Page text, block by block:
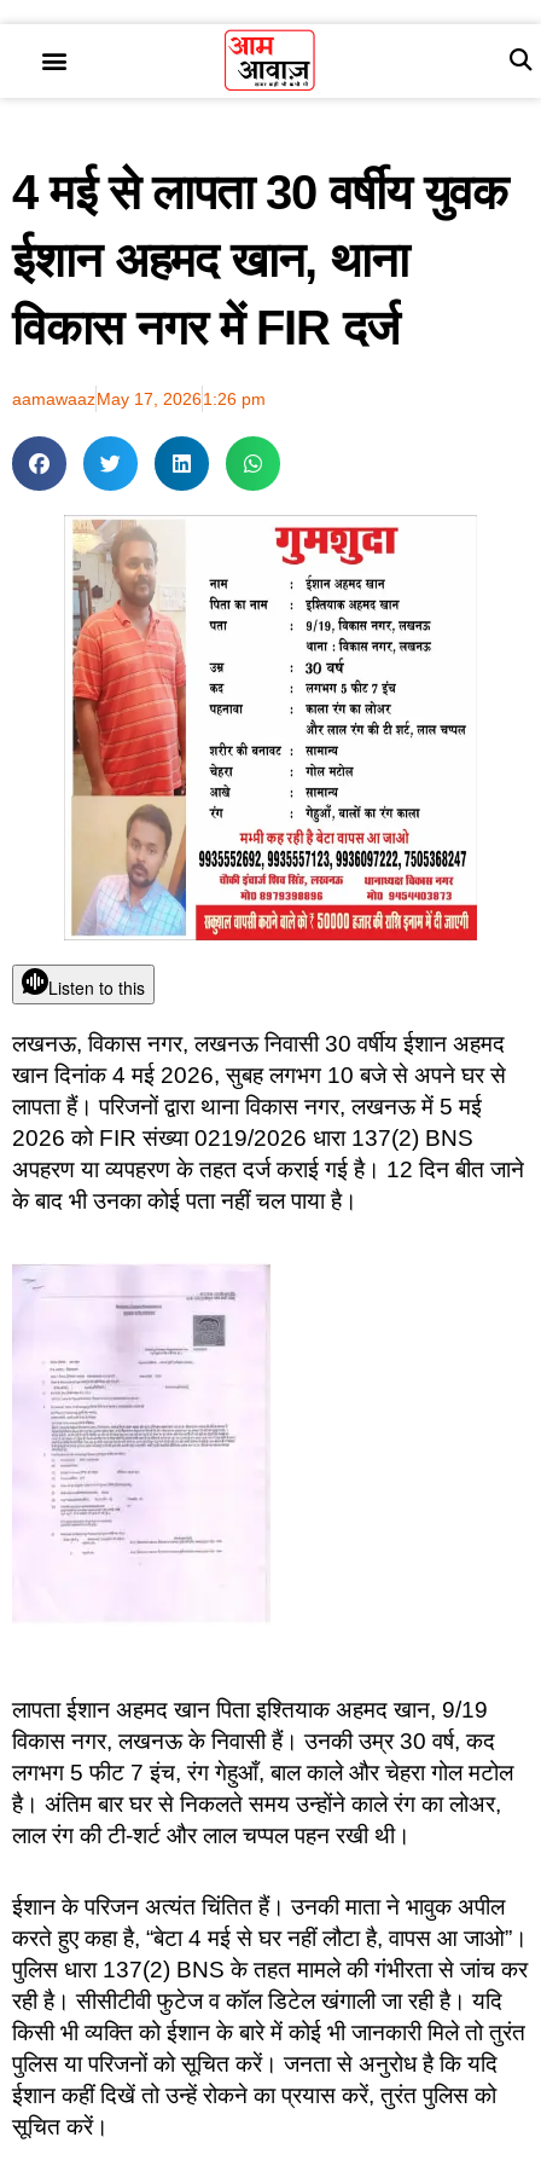
4 मई से लापता 30 वर्षीय युवक
ईशान अहमद खान, थाना
विकास नगर में FIR दर्ज
aamawaazMay 17, 20261:26 pm
Listen to this
लखनऊ, विकास नगर, लखनऊ निवासी 30 वर्षीय ईशान अहमद
खान दिनांक 4 मई 2026, सुबह लगभग 10 बजे से अपने घर से
लापता हैं। परिजनों द्वारा थाना विकास नगर, लखनऊ में 5 मई
2026 को FIR संख्या 0219/2026 धारा 137(2) BNS
अपहरण या व्यपहरण के तहत दर्ज कराई गई है। 12 दिन बीत जाने
के बाद भी उनका कोई पता नहीं चल पाया है।
लापता ईशान अहमद खान पिता इश्तियाक अहमद खान, 9/19
विकास नगर, लखनऊ के निवासी हैं। उनकी उम्र 30 वर्ष, कद
लगभग 5 फीट 7 इंच, रंग गेहुआँ, बाल काले और चेहरा गोल मटोल
है। अंतिम बार घर से निकलते समय उन्होंने काले रंग का लोअर,
लाल रंग की टी-शर्ट और लाल चप्पल पहन रखी थी।
ईशान के परिजन अत्यंत चिंतित हैं। उनकी माता ने भावुक अपील
करते हुए कहा है, “बेटा 4 मई से घर नहीं लौटा है, वापस आ जाओ”।
पुलिस धारा 137(2) BNS के तहत मामले की गंभीरता से जांच कर
रही है। सीसीटीवी फुटेज व कॉल डिटेल खंगाली जा रही है। यदि
किसी भी व्यक्ति को ईशान के बारे में कोई भी जानकारी मिले तो तुरंत
पुलिस या परिजनों को सूचित करें। जनता से अनुरोध है कि यदि
ईशान कहीं दिखें तो उन्हें रोकने का प्रयास करें, तुरंत पुलिस को
सूचित करें।